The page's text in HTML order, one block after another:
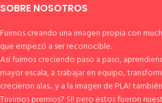
SOBRE NOSOTROS
Fuimos creando una imagen propia con
que empezó a ser reconocible.
Así fuimos creciendo paso a paso,
mayor escala, a trabajar en equipo,
crecieron alas... y a la imagen de PLA!
Tuvimos premios? SI! pero estos fueron